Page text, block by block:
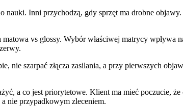
Inni przychodzą, gdy sprzęt ma drobne
vs glossy. Wybór właściwej matrycy wpływa
szarpać złącza zasilania, a przy pierwszych
a co jest priorytetowe. Klient ma mieć poczucie, że
a nie przypadkowym zleceniem.